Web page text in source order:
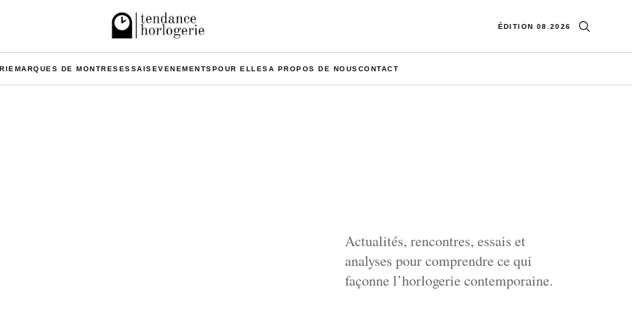
ÉDITION 08.2026 Ouvrir la
MARQUES DE MONTRESESSAISEVENEMENTSPOUR ELLESA PROPOS DE NOUSCONTACT
Actualités, rencontres, essais et
analyses pour comprendre ce qui
façonne l’horlogerie contemporaine.